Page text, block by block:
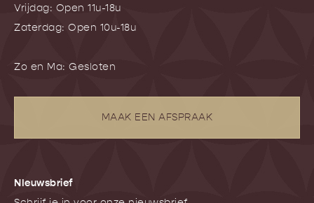
Vrijdag: Open 11u-18u
Zaterdag: Open 10u-18u
Zo en Ma: Gesloten
MAAK EEN AFSPRAAK
NIeuwsbrief